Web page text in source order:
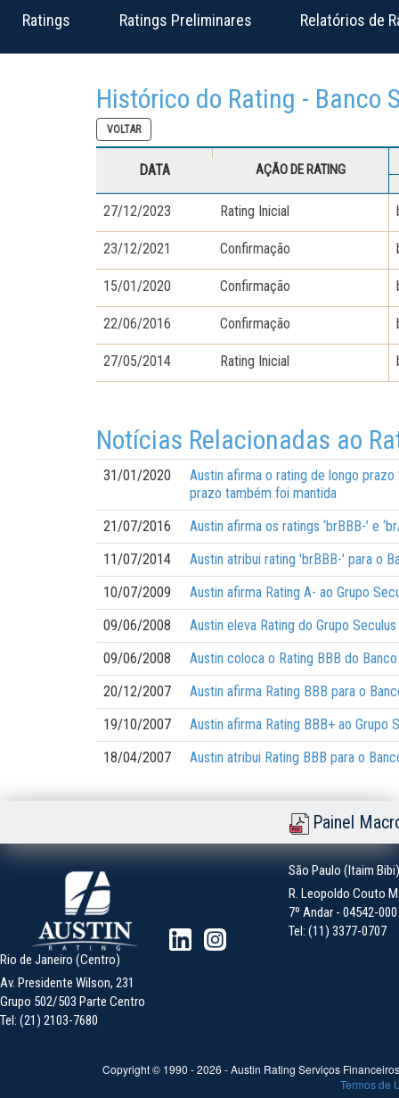
Ratings Ratings Preliminares Relatórios de
Histórico do Rating - Banco
VOLTAR
DATA AÇÃO DE RATING
27/12/2023 Rating Inicial
23/12/2021 Confirmação
15/01/2020 Confirmação
22/06/2016 Confirmação
27/05/2014 Rating Inicial
Notícias Relacionadas ao
31/01/2020
Austin afirma o rating de longo prazo
prazo também foi mantida
21/07/2016
Austin afirma os ratings ‘brBBB-’ e
11/07/2014
Austin atribui rating 'brBBB-' para o
10/07/2009
Austin afirma Rating A- ao Grupo
09/06/2008
Austin eleva Rating do Grupo
09/06/2008
Austin coloca o Rating BBB do
20/12/2007
Austin afirma Rating BBB para o
19/10/2007
Austin afirma Rating BBB+ ao
18/04/2007
Austin atribui Rating BBB para o
Painel
São Paulo (Itaim Bibi)
R. Leopoldo Couto
7º Andar - 04542-
Tel: (11) 3377-0707
Rio de Janeiro (Centro)
Av. Presidente Wilson, 231
Grupo 502/503 Parte Centro
Tel: (21) 2103-7680
Copyright © 1990 -2026 - Austin Rating Serviços
Termos de